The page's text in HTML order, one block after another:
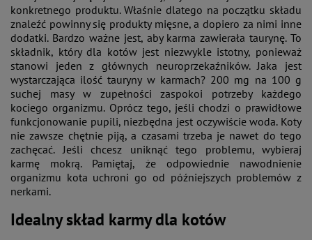
konkretnego produktu. Właśnie dlatego na początku składu
znaleźć powinny się produkty mięsne, a dopiero za nimi inne
dodatki. Bardzo ważne jest, aby karma zawierała taurynę. To
składnik, który dla kotów jest niezwykle istotny, ponieważ
stanowi jeden z głównych neuroprzekaźników. Jaka jest
wystarczająca ilość tauryny w karmach? 200 mg na 100 g
suchej masy w zupełności zaspokoi potrzeby każdego
kociego organizmu. Oprócz tego, jeśli chodzi o prawidłowe
funkcjonowanie pupili, niezbędna jest oczywiście woda. Koty
nie zawsze chętnie piją, a czasami trzeba je nawet do tego
zachęcać. Jeśli chcesz uniknąć tego problemu, wybieraj
karmę mokrą. Pamiętaj, że odpowiednie nawodnienie
organizmu kota uchroni go od późniejszych problemów z
nerkami.
Idealny skład karmy dla kotów